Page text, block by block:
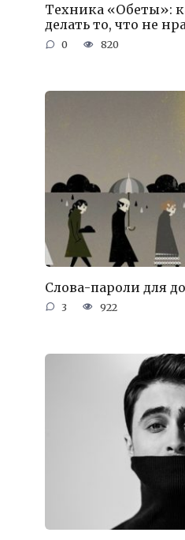
Техника «Обеты»:
делать то, что не
0 820
Слова-пароли для
3 922